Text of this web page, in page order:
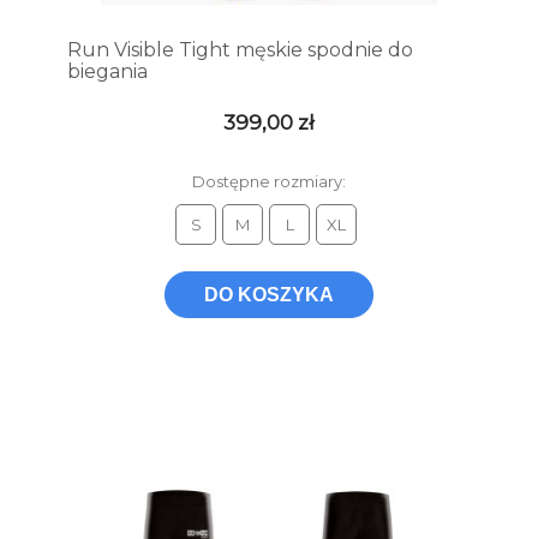
Run Visible Tight męskie spodnie do
biegania
399,00 zł
Dostępne rozmiary:
S M L XL
DO KOSZYKA